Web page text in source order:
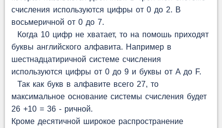
счисления используются цифры от 0 до 2. В
восьмеричной от 0 до 7.
Когда 10 цифр не хватает, то на помошь приходят
буквы английского алфавита. Например в
шестнадцатиричной системе счисления
используются цифры от 0 до 9 и буквы от A до F.
Так как букв в алфавите всего 27, то
максимальное основание системы счисления будет
26 +10 = 36 - ричной.
Кроме десятичной широкое распространение